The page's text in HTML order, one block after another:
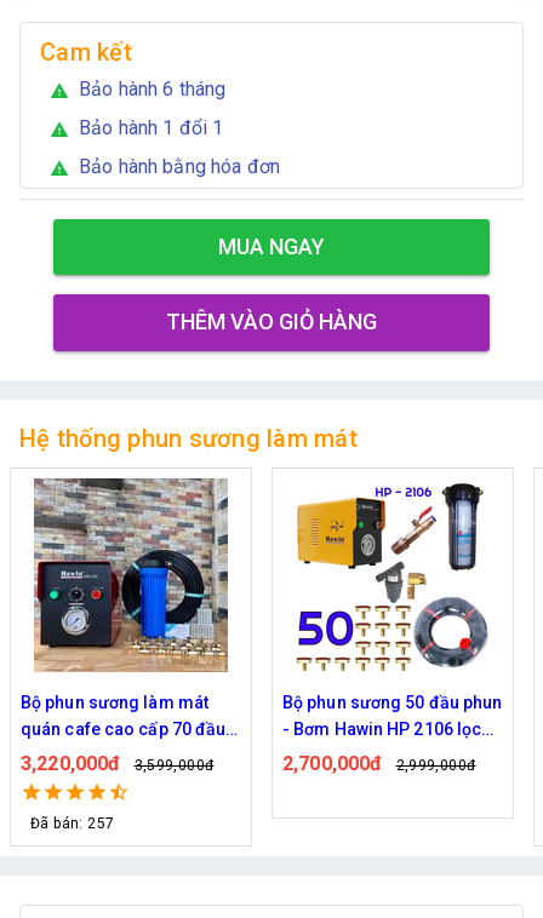
Cam kết
warning Bảo hành 6 tháng
warning Bảo hành 1 đổi 1
warning Bảo hành bằng hóa đơn
MUA NGAY
THÊM VÀO GIỎ HÀNG
Hệ thống phun sương làm mát
Bộ phun sương 50 đầu phun
- Bơm Hawin HP 2106 lọc
rác 50M dây
2,700,000đ 2,999,000đ
Hệ thống phun sương làm
mát trọn bộ Daehan DH-
6017 20 béc
1,130,000đ 1,299,000đ
Đã bán: 320